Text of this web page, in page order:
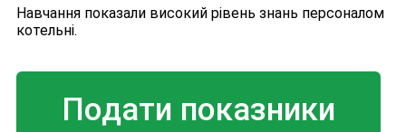
Навчання показали високий рівень знань персоналом
котельні.
Подати показники